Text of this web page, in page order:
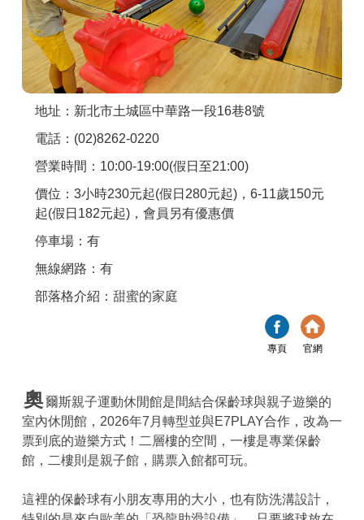
APP下載
地址：新北市土城區中華路一段16巷8號
電話：(02)8262-0220
營業時間：10:00-19:00(假日至21:00)
價位：3小時230元起(假日280元起)，6-11歲150元
起(假日182元起)，會員另有優惠價
停車場：有
無線網路：有
部落格介紹： 甜蜜的家庭
專頁 官網
奧爾斯親子運動休閒館是間結合保齡球與親子遊樂的
室內休閒館，2026年7月轉型並與E7PLAY合作，改為一
票到底的遊樂方式！二層樓的空間，一樓是專業保齡
館，二樓則是親子館，購票入館都可玩。
這裡的保齡球有小朋友專用的大小，也有防洗溝設計，